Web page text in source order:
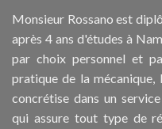
Monsieur Rossano est
après 4 ans d'études à
par choix personnel et
pratique de la
concrétise dans un
qui assure tout type de